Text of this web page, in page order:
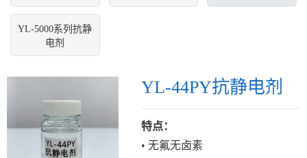
YL-5000系列抗静
电剂
YL-44PY抗静电剂
特点：
• 无氟无卤素